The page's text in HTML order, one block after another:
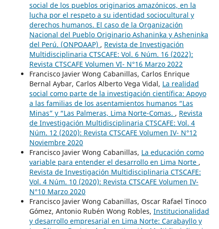
social de los pueblos originarios amazónicos, en la
lucha por el respeto a su identidad sociocultural y
derechos humanos. El caso de la Organización
Nacional del Pueblo Originario Ashaninka y Asheninka
del Perú. (ONPOAAP) , Revista de Investigación
Multidisciplinaria CTSCAFE: Vol. 6 Núm. 16 (2022):
Revista CTSCAFE Volumen VI- N°16 Marzo 2022
Francisco Javier Wong Cabanillas, Carlos Enrique
Bernal Aybar, Carlos Alberto Vega Vidal, La realidad
social como parte de la investigación científica: Apoyo
a las familias de los asentamientos humanos “Las
Minas” y “Las Palmeras, Lima Norte-Comas. , Revista
de Investigación Multidisciplinaria CTSCAFE: Vol. 4
Núm. 12 (2020): Revista CTSCAFE Volumen IV- N°12
Noviembre 2020
Francisco Javier Wong Cabanillas, La educación como
variable para entender el desarrollo en Lima Norte ,
Revista de Investigación Multidisciplinaria CTSCAFE:
Vol. 4 Núm. 10 (2020): Revista CTSCAFE Volumen IV-
N°10 Marzo 2020
Francisco Javier Wong Cabanillas, Oscar Rafael Tinoco
Gómez, Antonio Rubén Wong Robles, Institucionalidad
y desarrollo empresarial en Lima Norte: Carabayllo y